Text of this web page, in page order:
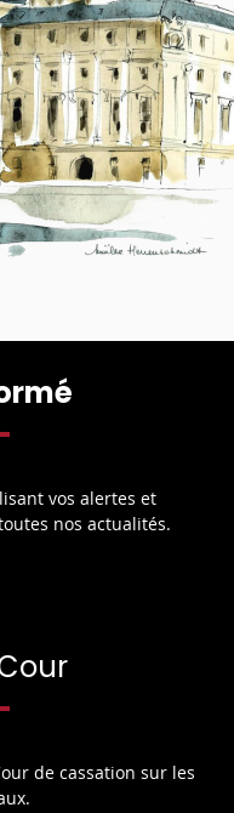
vos alertes et
nos actualités.
de cassation sur les